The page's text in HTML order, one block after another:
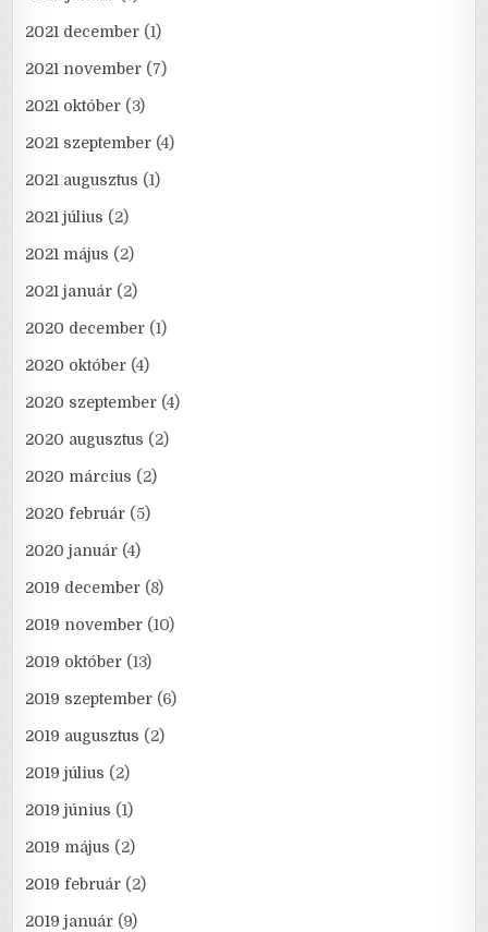
2021 december (1)
2021 november (7)
2021 október (3)
2021 szeptember (4)
2021 augusztus (1)
2021 július (2)
2021 május (2)
2021 január (2)
2020 december (1)
2020 október (4)
2020 szeptember (4)
2020 augusztus (2)
2020 március (2)
2020 február (5)
2020 január (4)
2019 december (8)
2019 november (10)
2019 október (13)
2019 szeptember (6)
2019 augusztus (2)
2019 július (2)
2019 június (1)
2019 május (2)
2019 február (2)
2019 január (9)